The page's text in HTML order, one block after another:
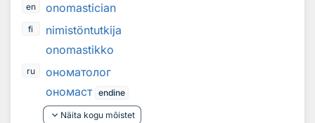
en onomastician
fi
nimistöntutkija
onomastikko
ru
ономатолог
ономаст endine
keyboard_arrow_down Näita kogu mõistet